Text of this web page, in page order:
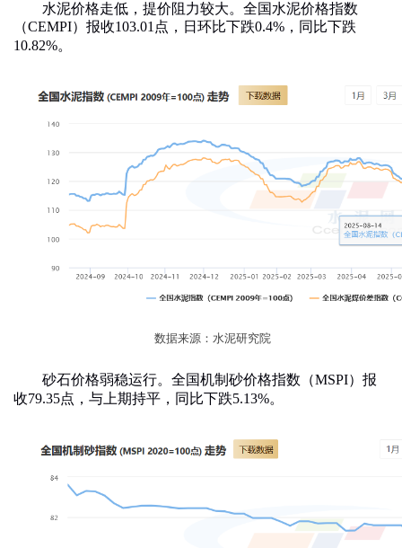
水泥价格走低，提价阻力较大。 全国水泥价格指数
（CEMPI）报收103.01 点，日环比下跌0.4% ，同比下跌
10.82%。
数据来源：水泥研究院
砂石价格弱稳运行。 全国机制砂价格指数（MSPI）报
收79.35点， 与上期持平 ， 同比下跌5.13%。